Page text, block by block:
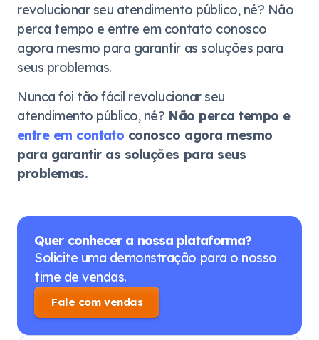
revolucionar seu atendimento público, né? Não
perca tempo e entre em contato conosco
agora mesmo para garantir as soluções para
seus problemas.
Nunca foi tão fácil revolucionar seu
atendimento público, né? Não perca tempo e
entre em contato conosco agora mesmo
para garantir as soluções para seus
problemas.
Quer conhecer a nossa plataforma?
Solicite uma demonstração para o nosso
time de vendas.
Fale com vendas